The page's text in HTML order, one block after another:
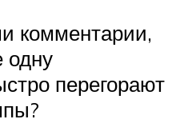
комментарии,
одну
перегорают